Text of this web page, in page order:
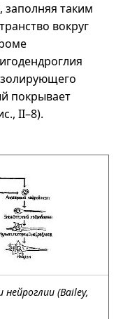
заполняя таким
вокруг
покрывает
II–8).
(Bailey,